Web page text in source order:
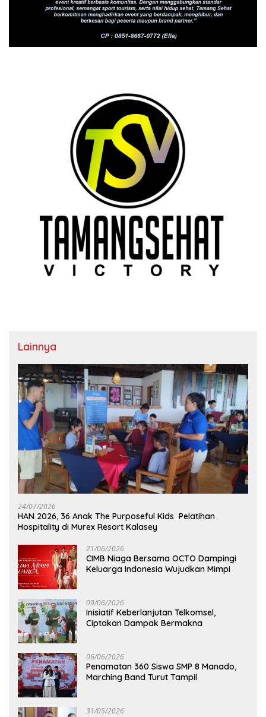
Lainnya
24/07/2026
HAN 2026, 36 Anak The Purposeful Kids Pelatihan
Hospitality di Murex Resort Kalasey
21/06/2026
CIMB Niaga Bersama OCTO Dampingi
Keluarga Indonesia Wujudkan Mimpi
09/06/2026
Inisiatif Keberlanjutan Telkomsel,
Ciptakan Dampak Bermakna
06/06/2026
Penamatan 360 Siswa SMP 8 Manado,
Marching Band Turut Tampil
31/05/2026